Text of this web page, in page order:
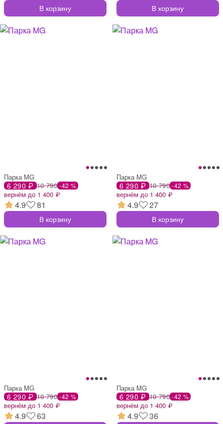
В корзину В корзину
Парка MG
6 290 ₽ 10 790 -42 %
вернём до 1 400 ₽
4.9 81
В корзину
Парка MG
6 290 ₽ 10 790 -42 %
вернём до 1 400 ₽
4.9 27
В корзину
Парка MG
6 290 ₽ 10 790 -42 %
вернём до 1 400 ₽
4.9 63
Парка MG
6 290 ₽ 10 790 -42 %
вернём до 1 400 ₽
4.9 36